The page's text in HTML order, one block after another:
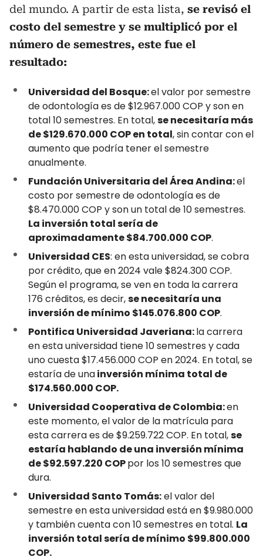
del mundo. A partir de esta lista, se revisó el
costo del semestre y se multiplicó por el
número de semestres, este fue el
resultado:
Universidad del Bosque:el valor por semestre
de odontología es de $12.967.000 COP y son en
total 10 semestres. En total,se necesitaría más
de $129.670.000 COP en total, sin contar con el
aumento que podría tener el semestre
anualmente.
Fundación Universitaria del Área Andina:el
costo por semestre de odontología es de
$8.470.000 COP y son un total de 10 semestres.
La inversión total sería de
aproximadamente $84.700.000 COP.
Universidad CES: en esta universidad, se cobra
por crédito, que en 2024 vale $824.300 COP.
Según el programa, se ven en toda la carrera
176 créditos, es decir,se necesitaría una
inversión de mínimo $145.076.800 COP.
Pontifica Universidad Javeriana:la carrera
en esta universidad tiene 10 semestres y cada
uno cuesta $17.456.000 COP en 2024. En total, se
estaría de unainversión mínima total de
$174.560.000 COP.
Universidad Cooperativa de Colombia:en
este momento, el valor de la matrícula para
esta carrera es de $9.259.722 COP. En total,se
estaría hablando de una inversión mínima
de $92.597.220 COPpor los 10 semestres que
dura.
Universidad Santo Tomás:el valor del
semestre en esta universidad está en $9.980.000
y también cuenta con 10 semestres en total. La
inversión total sería de mínimo $99.800.000
COP.